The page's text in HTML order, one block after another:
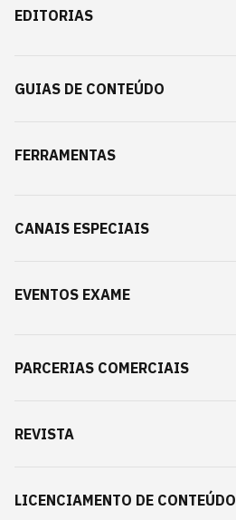
EDITORIAS
GUIAS DE CONTEÚDO
FERRAMENTAS
CANAIS ESPECIAIS
EVENTOS EXAME
PARCERIAS COMERCIAIS
REVISTA
LICENCIAMENTO DE CONTEÚDO